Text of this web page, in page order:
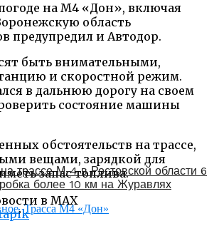
на М4 «Дон», включая
область
предупредил и Автодор.
быть внимательными,
и скоростной режим.
в дальнюю дорогу на своем
состояние машины
обстоятельств на трассе,
вещами, зарядкой для
запас топлива.
в MAX
трассе М-4 в Ростовской области 6
более 10 км на Журавлях
,Трасса М4 «Дон»